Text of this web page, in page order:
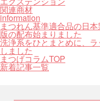
関連商材
information
まつれん基準適合品の日
版の配布始まりました
洗浄系をひとまとめに、
しました
まつげコラムTOP
新着記事一覧